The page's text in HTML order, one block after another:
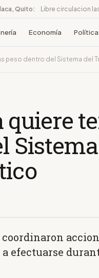
Quito: Libre circulacion
Economía Política
peso dentro del Sistema del
efectuarse